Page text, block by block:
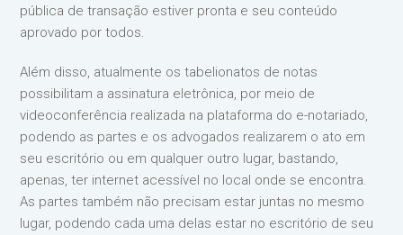
pública de transação estiver pronta e seu conteúdo
aprovado por todos.
Além disso, atualmente os tabelionatos de notas
possibilitam a assinatura eletrônica, por meio de
videoconferência realizada na plataforma do e-notariado,
podendo as partes e os advogados realizarem o ato em
seu escritório ou em qualquer outro lugar, bastando,
apenas, ter internet acessível no local onde se encontra.
As partes também não precisam estar juntas no mesmo
lugar, podendo cada uma delas estar no escritório de seu